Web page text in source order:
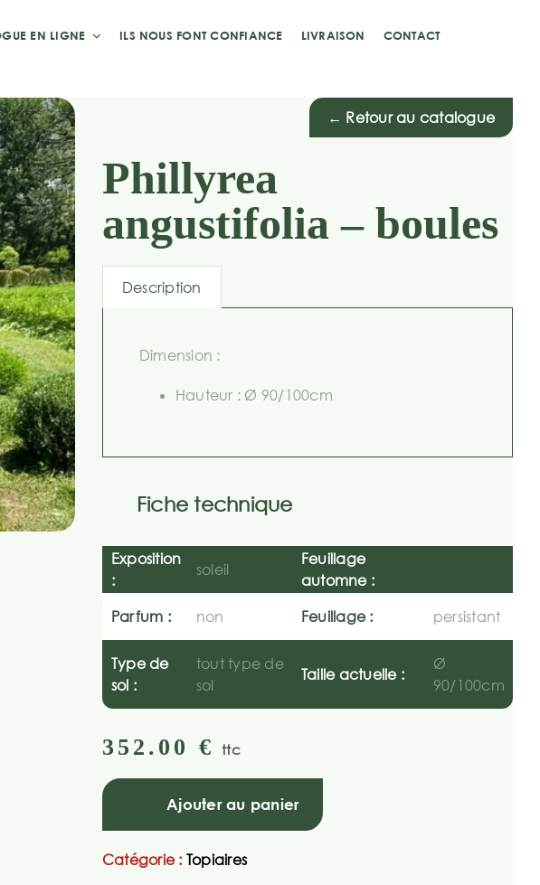
EN LIGNE ILS NOUS FONT CONFIANCE LIVRAISON CONTACT
← Retour au catalogue
Phillyrea
angustifolia – boules
Description
Dimension :
Hauteur : Ø 90/100cm
Fiche technique
Exposition
:
soleil
Feuillage
automne :
Parfum :
non Feuillage : persistant
Type de
sol :
tout type de
sol
Taille actuelle :
Ø
90/100cm
352.00 € ttc
Ajouter au panier
Catégorie : Topiaires